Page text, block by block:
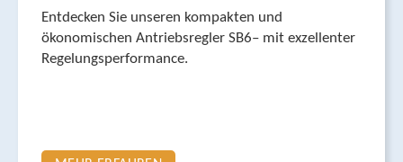
Entdecken Sie unseren kompakten und
ökonomischen Antriebs­regler SB6– mit exzellenter
Regelungs­per­formance.